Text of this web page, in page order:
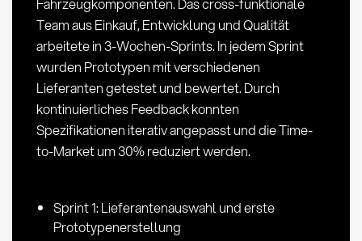
Fahrzeugkomponenten. Das cross-funktionale
Team aus Einkauf, Entwicklung und Qualität
arbeitete in 3-Wochen-Sprints. In jedem Sprint
wurden Prototypen mit verschiedenen
Lieferanten getestet und bewertet. Durch
kontinuierliches Feedback konnten
Spezifikationen iterativ angepasst und die Time-
to-Market um 30% reduziert werden.
Sprint 1: Lieferantenauswahl und erste
Prototypenerstellung